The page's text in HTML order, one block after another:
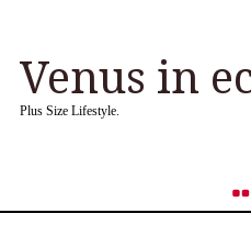
Venus in
Plus Size Lifestyle.